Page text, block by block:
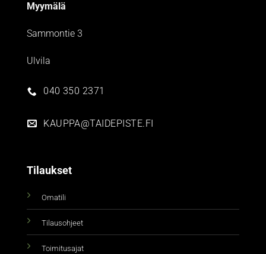
Myymälä
Sammontie 3
Ulvila
040 350 2371
KAUPPA@TAIDEPISTE.FI
Tilaukset
Omatili
Tilausohjeet
Toimitusajat